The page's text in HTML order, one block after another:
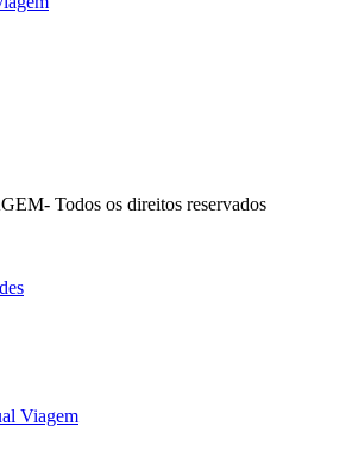
Todos os direitos reservados
Viagem